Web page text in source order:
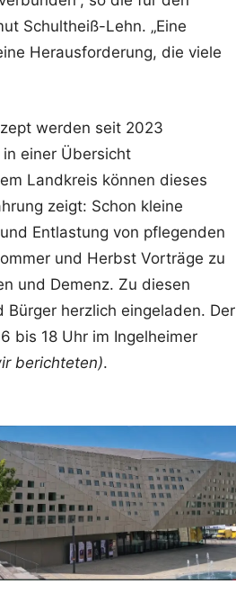
Schultheiß-Lehn. „Eine
Herausforderung, die viele
werden seit 2023
einer Übersicht
Landkreis können dieses
zeigt: Schon kleine
Entlastung von pflegenden
und Herbst Vorträge zu
und Demenz. Zu diesen
herzlich eingeladen. Der
bis 18 Uhr im Ingelheimer
berichteten).